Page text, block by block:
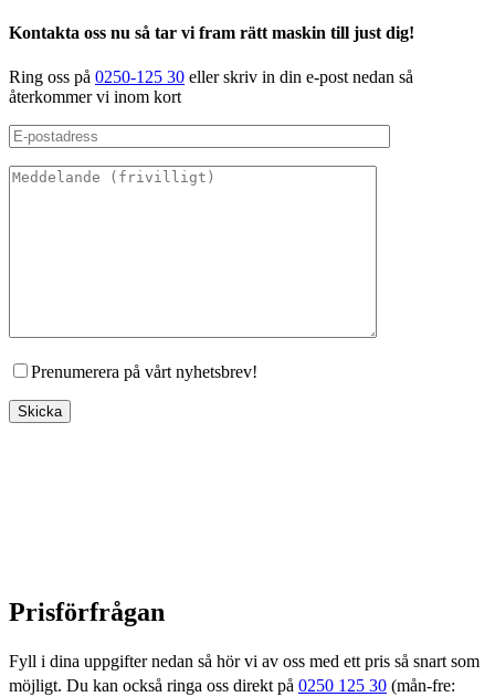
Kontakta oss nu så tar vi fram rätt maskin till just dig!
Ring oss på 0250-125 30 eller skriv in din e-post nedan så
återkommer vi inom kort
Prenumerera på vårt nyhetsbrev!
Prisförfrågan
Fyll i dina uppgifter nedan så hör vi av oss med ett pris så snart som
möjligt. Du kan också ringa oss direkt på 0250 125 30 (mån-fre: